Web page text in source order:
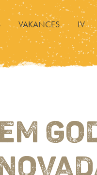
VAKANCES LV